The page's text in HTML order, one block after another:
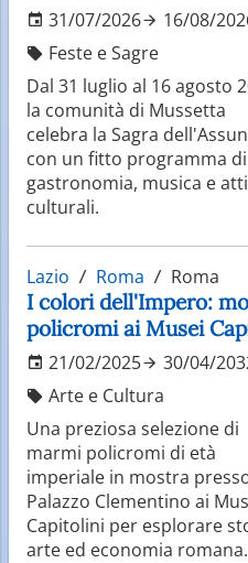
31/07/2026
16/08/
Feste e Sagre
Dal 31 luglio al 16 agosto
la comunità di Mussetta
celebra la Sagra
con un fitto programma di
gastronomia, musica e
culturali.
Lazio Roma Roma
I colori dell'Impero:
policromi ai Musei
21/02/2025
30/04/
Arte e Cultura
Una preziosa selezione di
marmi policromi di età
imperiale in mostra
Palazzo Clementino ai
Capitolini per esplorare
arte ed economia romana.